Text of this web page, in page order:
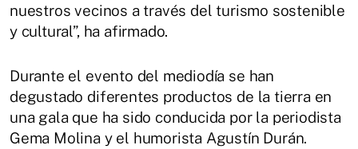
nuestros vecinos a través del turismo sostenible
y cultural”, ha afirmado.
Durante el evento del mediodía se han
degustado diferentes productos de la tierra en
una gala que ha sido conducida por la periodista
Gema Molina y el humorista Agustín Durán.